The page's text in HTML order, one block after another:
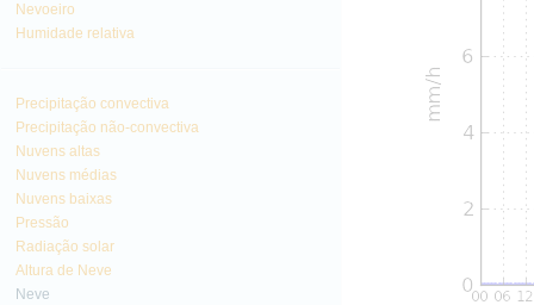
Nevoeiro
Humidade relativa
Precipitação convectiva
Precipitação não-convectiva
Nuvens altas
Nuvens médias
Nuvens baixas
Pressão
Radiação solar
Altura de Neve
Neve